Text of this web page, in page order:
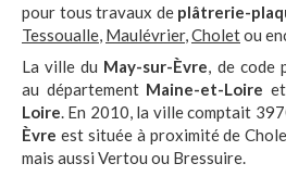
pour tous travaux de plâtrerie-
Tessoualle, Maulévrier,Choletou
La ville du May-sur-Èvre, de code
au département Maine-et-Loire
Loire. En 2010, la ville comptait
Èvre est située à proximité de
mais aussi Vertou ou Bressuire.